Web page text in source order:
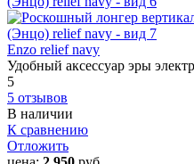
Enzo relief navy
Удобный аксессуар эры
5
5 отзывов
В наличии
К сравнению
Отложить